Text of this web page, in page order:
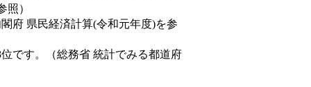
照）
府 県民経済計算(令和元年度)を参
です。（総務省 統計でみる都道府